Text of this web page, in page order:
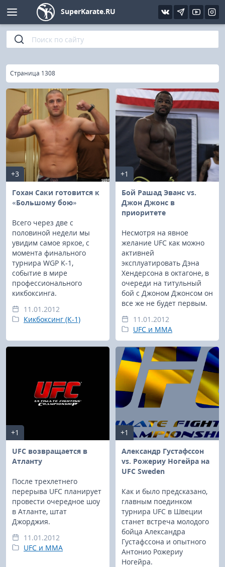
SuperKarate.RU
Главная
»
Страница 1308
+3
Гохан Саки готовится к
«Большому бою»
Всего через две с
половиной недели мы
увидим самое яркое, с
момента финального
турнира WGP K-1,
событие в мире
профессионального
кикбоксинга.
11.01.2012
Кикбоксинг (К-1)
+1
Бой Рашад Эванс vs.
Джон Джонс в
приоритете
Несмотря на явное
желание UFC как можно
активней
эксплуатировать Дэна
Хендерсона в октагоне, в
очереди на титульный
бой с Джоном Джонсом он
все же не будет первым.
11.01.2012
UFC и MMA
+1
UFC возвращается в
Атланту
После трехлетнего
перерыва UFC планирует
провести очередное шоу
в Атланте, штат
Джорджия.
11.01.2012
UFC и MMA
+1
Александр Густафссон
vs. Рожериу Ногейра на
UFC Sweden
Как и было предсказано,
главным поединком
турнира UFC в Швеции
станет встреча молодого
бойца Александра
Густафссона и опытного
Антонио Рожериу
Ногейра.
Киокушинкай
Кёкусин (IFK)
Шинкиокушинкай
Кекусин-кан
Кикбоксинг и K-1
Бокс
UFC и MMA
Фото
Видео
Интервью
Статьи
Уроки каратэ
Файлы
Библиотека